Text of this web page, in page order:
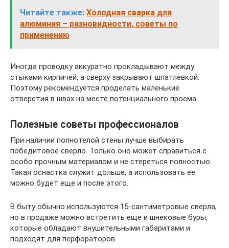
Читайте также: Холодная сварка для
алюминия – разновидности, советы по
применению
Иногда проводку аккуратно прокладывают между
стыками кирпичей, а сверху закрывают шпатлевкой.
Поэтому рекомендуется проделать маленькие
отверстия в швах на месте потенциального проема.
Полезные советы профессионалов
При наличии полнотелой стены лучше выбирать
победитовое сверло. Только оно может справиться с
особо прочным материалом и не стереться полностью.
Такая оснастка служит дольше, а использовать ее
можно будет еще и после этого.
В быту обычно используются 15-сантиметровые сверла,
но в продаже можно встретить еще и шнековые буры,
которые обладают внушительными габаритами и
подходят для перфораторов.